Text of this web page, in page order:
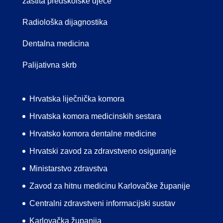
Radiološka dijagnostika
Dentalna medicina
Palijativna skrb
Hrvatska liječnička komora
Hrvatska komora medicinskih sestara
Hrvatsko komora dentalne medicine
Hrvatski zavod za zdravstveno osiguranje
Ministarstvo zdravstva
Zavod za hitnu medicinu Karlovačke županije
Centralni zdravstveni informacijski sustav
Karlovačka županija